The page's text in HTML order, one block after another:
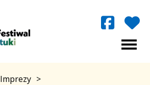
Imprezy >